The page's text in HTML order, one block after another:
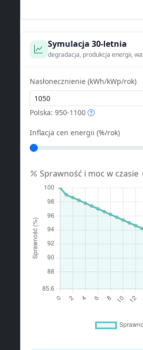
Symulacja 30-letnia
degradacja, produkcja energii,
Nasłonecznienie (kWh/kWp/rok)
Polska: 950-1100
Inflacja cen energii (%/rok)
Sprawność i moc w czasie